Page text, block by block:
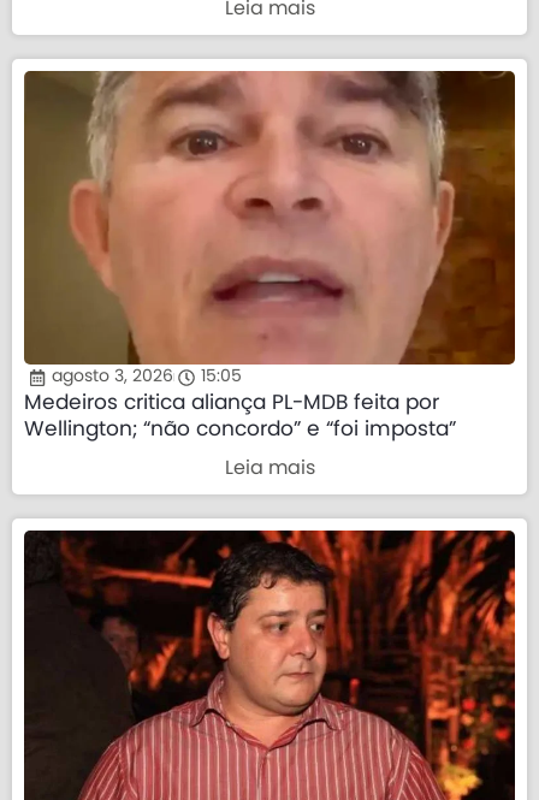
Leia mais
agosto 3, 2026 15:05
Medeiros critica aliança PL-MDB feita por
Wellington; “não concordo” e “foi imposta”
Leia mais